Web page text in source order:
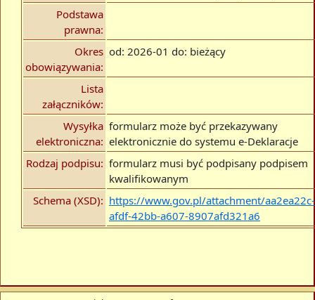
Podstawa
prawna:
Okres
obowiązywania:
od: 2026-01 do: bieżący
Lista
załączników:
Wysyłka
elektroniczna:
formularz może być przekazywany
elektronicznie do systemu e-Deklaracje
Rodzaj podpisu: formularz musi być podpisany podpisem
kwalifikowanym
Schema (XSD): https://www.gov.pl/attachment/aa2ea22c-
afdf-42bb-a607-8907afd321a6